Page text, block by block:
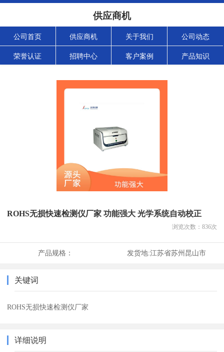
供应商机
公司首页 供应商机 关于我们 公司动态
荣誉认证 招聘中心 客户案例 产品知识
ROHS无损快速检测仪厂家 功能强大 光学系统自动校正
浏览次数： 836次
产品规格： 发货地:江苏省苏州昆山市
关键词
ROHS无损快速检测仪厂家
详细说明